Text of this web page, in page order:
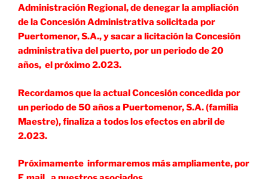
Administración Regional, de denegar la ampliación
de la Concesión Administrativa solicitada por
Puertomenor, S.A., y sacar a licitación la Concesión
administrativa del puerto, por un periodo de 20
años, el próximo 2.023.
Recordamos que la actual Concesión concedida por
un periodo de 50 años a Puertomenor, S.A. (familia
Maestre), finaliza a todos los efectos en abril de
2.023.
Próximamente informaremos más ampliamente, por